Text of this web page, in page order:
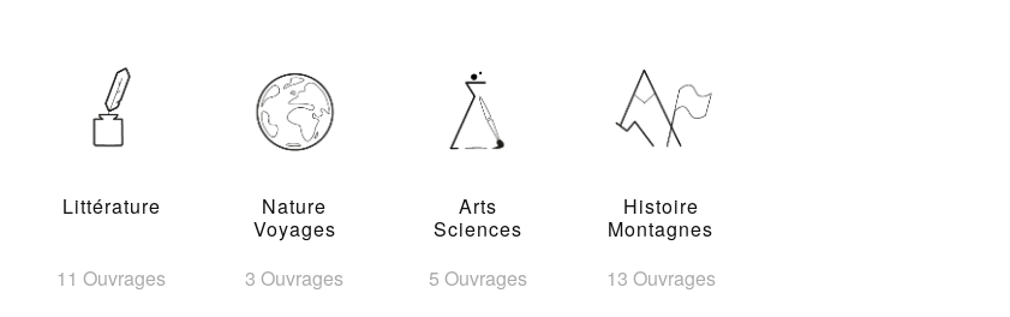
Littérature
11 Ouvrages
Nature
Voyages
3 Ouvrages
Arts
Sciences
5 Ouvrages
Histoire
Montagnes
13 Ouvrages